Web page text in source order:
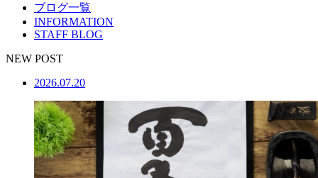
ブログ一覧
INFORMATION
STAFF BLOG
NEW POST
2026.07.20